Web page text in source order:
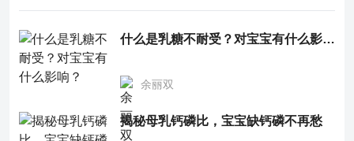
什么是乳糖不耐受？对宝宝有什么影响？
余丽双
揭秘母乳钙磷比，宝宝缺钙磷不再愁